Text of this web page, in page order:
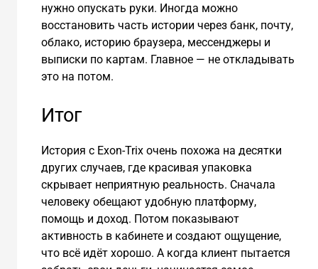
нужно опускать руки. Иногда можно
восстановить часть истории через банк, почту,
облако, историю браузера, мессенджеры и
выписки по картам. Главное — не откладывать
это на потом.
Итог
История с Exon-Trix очень похожа на десятки
других случаев, где красивая упаковка
скрывает неприятную реальность. Сначала
человеку обещают удобную платформу,
помощь и доход. Потом показывают
активность в кабинете и создают ощущение,
что всё идёт хорошо. А когда клиент пытается